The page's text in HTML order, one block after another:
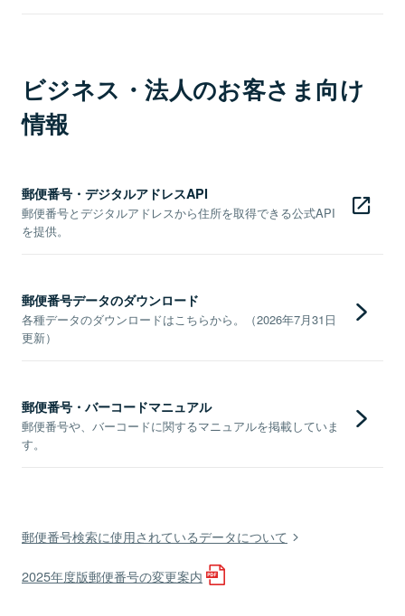
ビジネス・法人のお客さま向け
情報
郵便番号・デジタルアドレスAPI
郵便番号とデジタルアドレスから住所を取得できる公式API
を提供。
郵便番号データのダウンロード
各種データのダウンロードはこちらから。（2026年7月31日
更新）
郵便番号・バーコードマニュアル
郵便番号や、バーコードに関するマニュアルを掲載していま
す。
郵便番号検索に使用されているデータについて
2025年度版郵便番号の変更案内